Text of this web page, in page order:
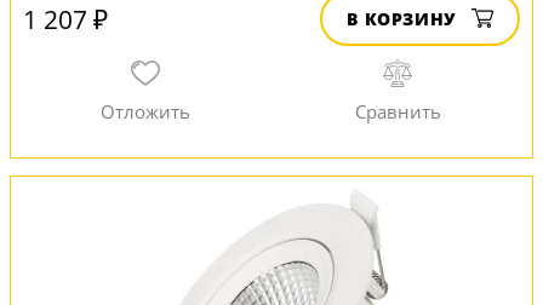
1 207 ₽ В КОРЗИНУ